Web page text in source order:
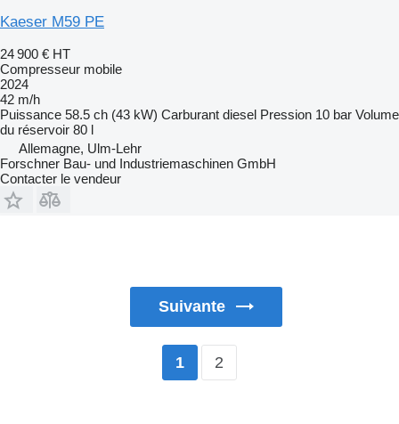
Kaeser M59 PE
24 900 € HT
Compresseur mobile
2024
42 m/h
Puissance 58.5 ch (43 kW) Carburant diesel Pression 10 bar Volume
du réservoir 80 l
Allemagne, Ulm-Lehr
Forschner Bau- und Industriemaschinen GmbH
Contacter le vendeur
Suivante
1 2